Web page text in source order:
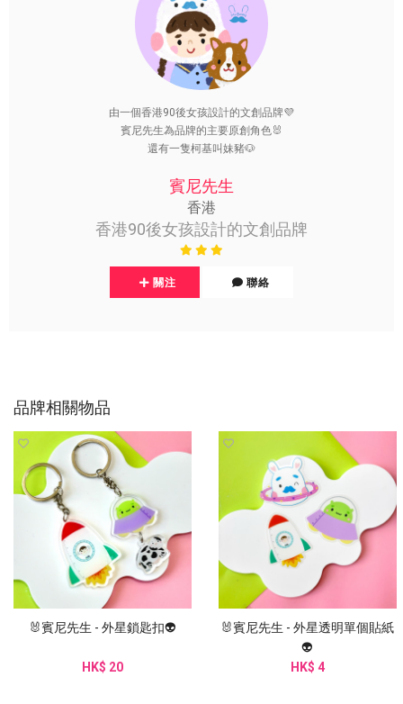
由一個香港90後女孩設計的文創品牌💜
賓尼先生為品牌的主要原創角色🐰
還有一隻柯基叫妹豬🐶
賓尼先生
香港
香港90後女孩設計的文創品牌
關注 聯絡
品牌相關物品
🐰賓尼先生 - 外星鎖匙扣👽
HK$ 20
🐰賓尼先生 - 外星透明單個貼紙
👽
HK$ 4